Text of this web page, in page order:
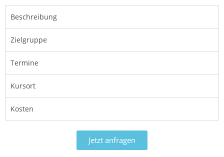
Beschreibung
Zielgruppe
Termine
Kursort
Kosten
Jetzt anfragen